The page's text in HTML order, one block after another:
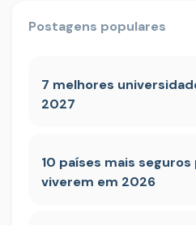
Postagens populares
7 melhores
2027
10 países mais
viverem em 2026